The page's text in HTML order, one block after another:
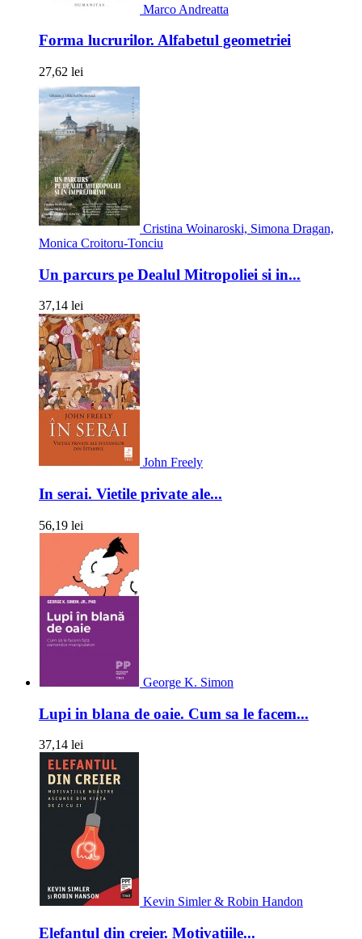
Marco Andreatta
Forma lucrurilor. Alfabetul geometriei
27,62 lei
Cristina Woinaroski, Simona Dragan,
Monica Croitoru-Tonciu
Un parcurs pe Dealul Mitropoliei si in...
37,14 lei
John Freely
In serai. Vietile private ale...
56,19 lei
George K. Simon
Lupi in blana de oaie. Cum sa le facem...
37,14 lei
Kevin Simler & Robin Handon
Elefantul din creier. Motivatiile...